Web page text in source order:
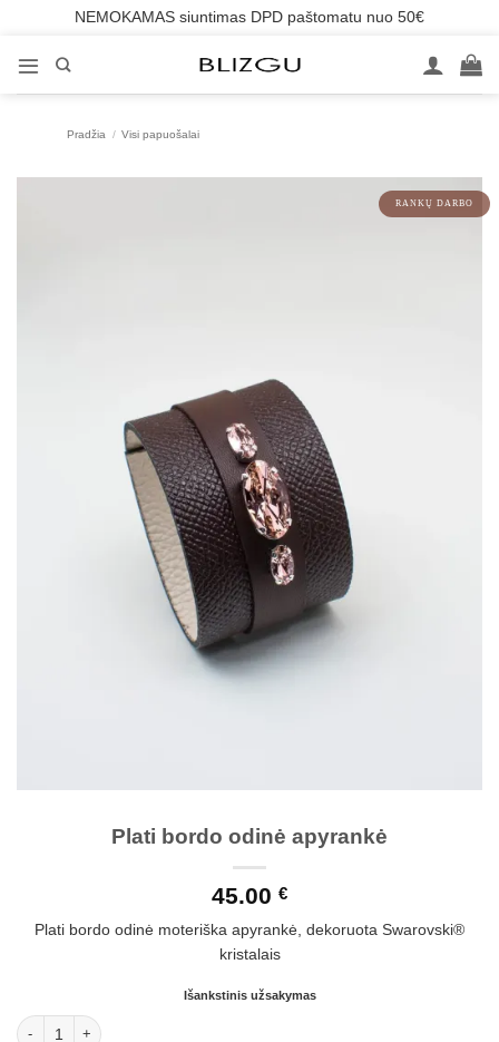
NEMOKAMAS siuntimas DPD paštomatu nuo 50€
content
Pradžia / Visi papuošalai
RANKŲ DARBO
Plati bordo odinė apyrankė
45.00 €
Plati bordo odinė moteriška apyrankė, dekoruota Swarovski®
kristalais
Išankstinis užsakymas
produkto kiekis: Plati bordo odinė apyrankė